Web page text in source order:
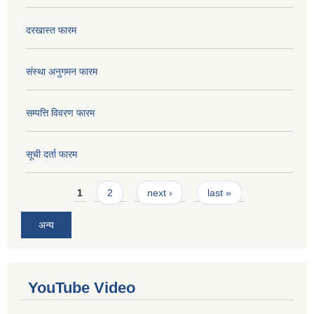
दरखास्त फारम
संस्था अनुगमन फारम
सम्पत्ति विवरण फारम
सूची दर्ता फारम
Pages1 2 next › last »
अन्य
YouTube Video